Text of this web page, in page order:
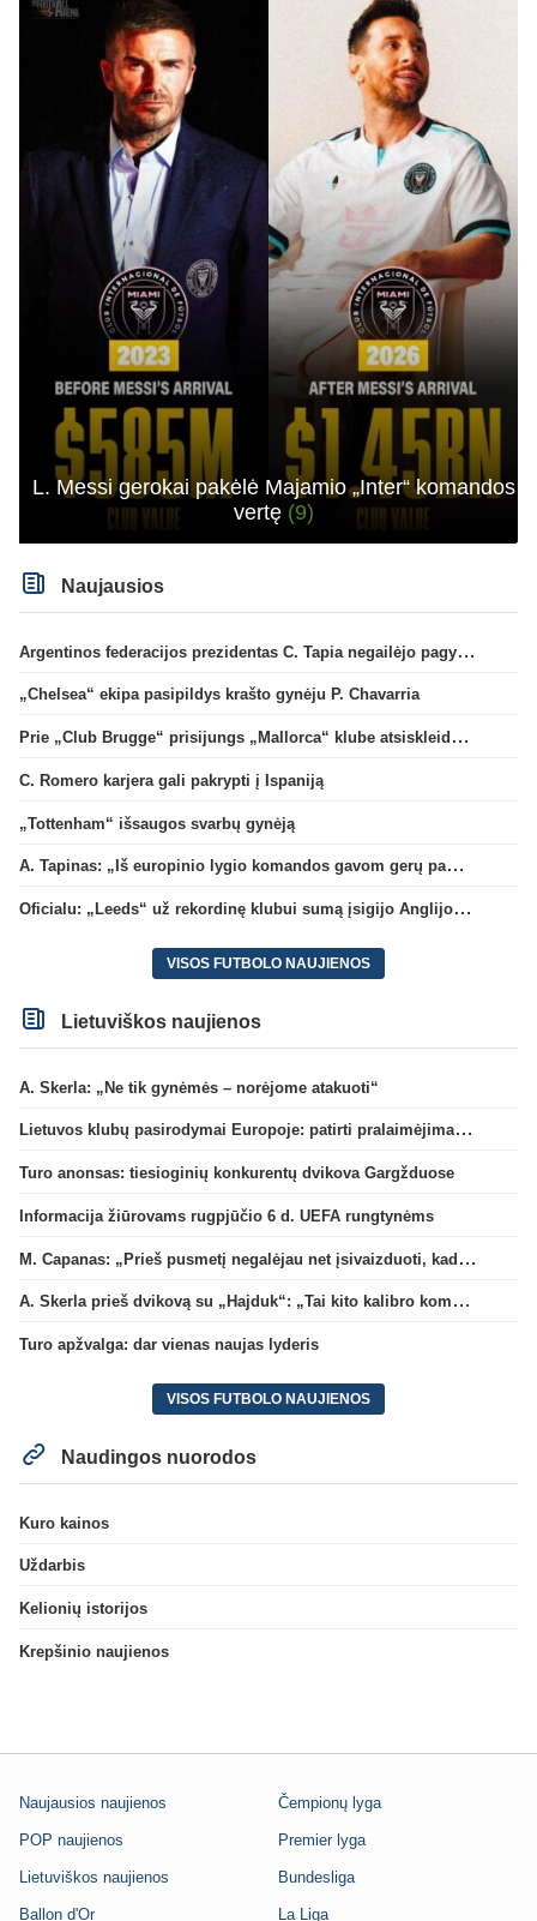
L. Messi gerokai pakėlė Majamio „Inter“ komandos
vertę (9)
Naujausios
Argentinos federacijos prezidentas C. Tapia negailėjo pagyrų G. Infantino
„Chelsea“ ekipa pasipildys krašto gynėju P. Chavarria
Prie „Club Brugge“ prisijungs „Mallorca“ klube atsiskleidęs J. Virgili
C. Romero karjera gali pakrypti į Ispaniją
„Tottenham“ išsaugos svarbų gynėją
A. Tapinas: „Iš europinio lygio komandos gavom gerų pamokų“
Oficialu: „Leeds“ už rekordinę klubui sumą įsigijo Anglijos rinktinės vartininką
VISOS FUTBOLO NAUJIENOS
Lietuviškos naujienos
A. Skerla: „Ne tik gynėmės – norėjome atakuoti“
Lietuvos klubų pasirodymai Europoje: patirti pralaimėjimai Kroatijos atstovams
Turo anonsas: tiesioginių konkurentų dvikova Gargžduose
Informacija žiūrovams rugpjūčio 6 d. UEFA rungtynėms
M. Capanas: „Prieš pusmetį negalėjau net įsivaizduoti, kad žaisime prieš „Hajduk“
A. Skerla prieš dvikovą su „Hajduk“: „Tai kito kalibro komanda“
Turo apžvalga: dar vienas naujas lyderis
VISOS FUTBOLO NAUJIENOS
Naudingos nuorodos
Kuro kainos
Uždarbis
Kelionių istorijos
Krepšinio naujienos
Naujausios naujienos
POP naujienos
Lietuviškos naujienos
Ballon d'Or
Čempionų lyga
Premier lyga
Bundesliga
La Liga